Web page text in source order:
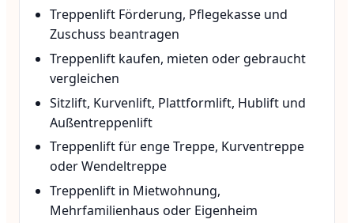
Treppenlift Förderung, Pflegekasse und
Zuschuss beantragen
Treppenlift kaufen, mieten oder gebraucht
vergleichen
Sitzlift, Kurvenlift, Plattformlift, Hublift und
Außentreppenlift
Treppenlift für enge Treppe, Kurventreppe
oder Wendeltreppe
Treppenlift in Mietwohnung,
Mehrfamilienhaus oder Eigenheim